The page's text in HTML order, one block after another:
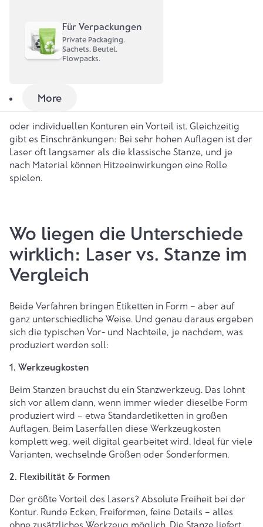
Für Verpackungen
Private Packaging.
Sachets. Beutel.
Flowpacks.
More
Formwechsel anstehen.
Ganz anders funktioniert das Laserschneiden. Hier
übernimmt kein Werkzeug die Arbeit, sondern ein digital
Werkzeugbau. Dadurch lassen sich neue Formen sofort
oder individuellen Konturen ein Vorteil ist. Gleichzeitig
gibt es Einschränkungen: Bei sehr hohen Auflagen ist der
Laser oft langsamer als die klassische Stanze, und je
nach Material können Hitzeeinwirkungen eine Rolle
spielen.
Wo liegen die Unterschiede
wirklich: Laser vs. Stanze im
Vergleich
Beide Verfahren bringen Etiketten in Form – aber auf
ganz unterschiedliche Weise. Und genau daraus ergeben
sich die typischen Vor- und Nachteile, je nachdem, was
produziert werden soll:
1. Werkzeugkosten
Beim Stanzen brauchst du ein Stanzwerkzeug. Das lohnt
sich vor allem dann, wenn immer wieder dieselbe Form
produziert wird – etwa Standardetiketten in großen
Auflagen. Beim Laserfallen diese Werkzeugkosten
komplett weg, weil digital gearbeitet wird. Ideal für viele
Varianten, wechselnde Größen oder Sonderformen.
2. Flexibilität & Formen
Der größte Vorteil des Lasers? Absolute Freiheit bei der
Kontur. Runde Ecken, Freiformen, feine Details – alles
ohne zusätzliches Werkzeug möglich. Die Stanze liefert